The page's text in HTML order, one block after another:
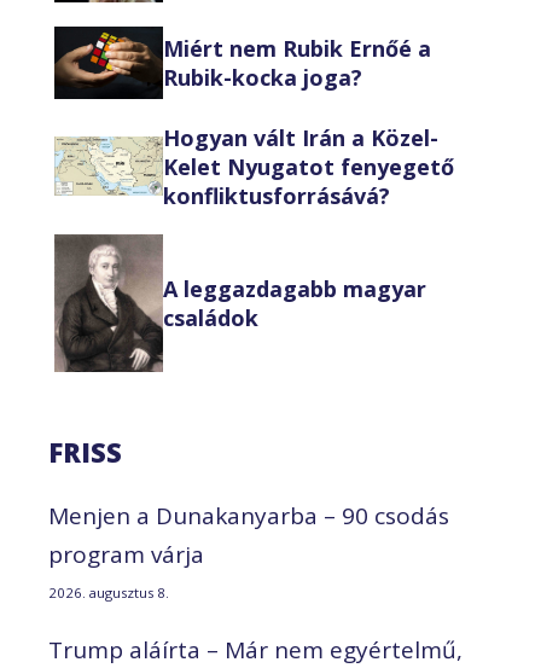
Miért nem Rubik Ernőé a
Rubik-kocka joga?
Hogyan vált Irán a Közel-
Kelet Nyugatot fenyegető
konfliktusforrásává?
A leggazdagabb magyar
családok
FRISS
Menjen a Dunakanyarba – 90 csodás
program várja
2026. augusztus 8.
Trump aláírta – Már nem egyértelmű,